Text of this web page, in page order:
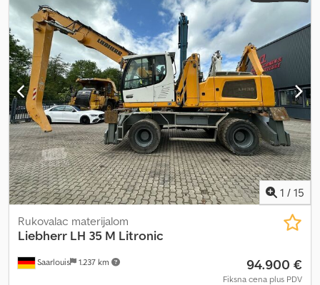
odgovornost/garanciju za greške u kucanju i prenosu podataka.
Navedena oprema se, po potrebi, mora posebno proveriti od
strane kupca. Naša ponuda je generalno bez novog tehničkog
pregleda, rado ćemo vam ponuditi ponudu našeg partnerskog
servisa. Greške i prethodna prodaja su rezervisane. Pogoni na sva
četiri točka Kompletna servisna istorija = Dodatne informacije =
Namena: Građevinarstvo Profil guma: 60% Dozvoljena ukupna
masa: 55.000 kg Cena prodaje: 129.999 €, 148.100 US$
informacije, obratite se kompaniji PFEIFER GROUP.
1 / 15
Saarlouis 1.237 km
Rukovalac materijalom
Liebherr LH 35 M Litronic
94.900 €
Fiksna cena plus PDV